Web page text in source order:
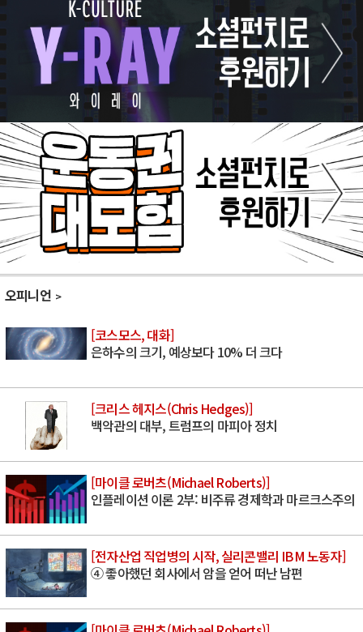
오피니언
[코스모스, 대화]
은하수의 크기, 예상보다 10% 더 크다
[크리스 헤지스(Chris Hedges)]
백악관의 대부, 트럼프의 마피아 정치
[마이클 로버츠(Michael Roberts)]
인플레이션 이론 2부: 비주류 경제학과 마르크스주의
[전자산업 직업병의 시작, 실리콘밸리 IBM 노동자]
④ 좋아했던 회사에서 암을 얻어 떠난 남편